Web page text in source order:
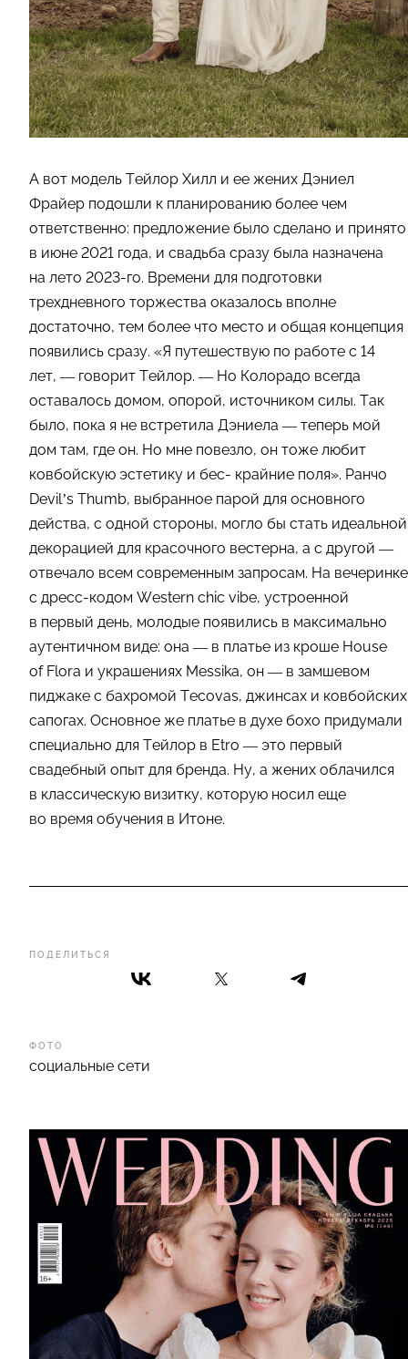
ПОДЕЛИТЬСЯ
ФОТО
социальные сети
А вот модель Тейлор Хилл и ее жених Дэниел
Фрайер подошли к планированию более чем
ответственно: предложение было сделано и принято
в июне 2021 года, и свадьба сразу была назначена
на лето 2023-го. Времени для подготовки
трехдневного торжества оказалось вполне
достаточно, тем более что место и общая концепция
появились сразу. «Я путешествую по работе с 14
лет, — говорит Тейлор. — Но Колорадо всегда
оставалось домом, опорой, источником силы. Так
было, пока я не встретила Дэниела — теперь мой
дом там, где он. Но мне повезло, он тоже любит
ковбойскую эстетику и бес- крайние поля». Ранчо
Devil’s Thumb, выбранное парой для основного
действа, с одной стороны, могло бы стать идеальной
декорацией для красочного вестерна, а с другой —
отвечало всем современным запросам. На вечеринке
с дресс-кодом Western chic vibe, устроенной
в первый день, молодые появились в максимально
аутентичном виде: она — в платье из кроше House
of Flora и украшениях Messika, он — в замшевом
пиджаке с бахромой Tecovas, джинсах и ковбойских
сапогах. Основное же платье в духе бохо придумали
специально для Тейлор в Etro — это первый
свадебный опыт для бренда. Ну, а жених облачился
в классическую визитку, которую носил еще
во время обучения в Итоне.